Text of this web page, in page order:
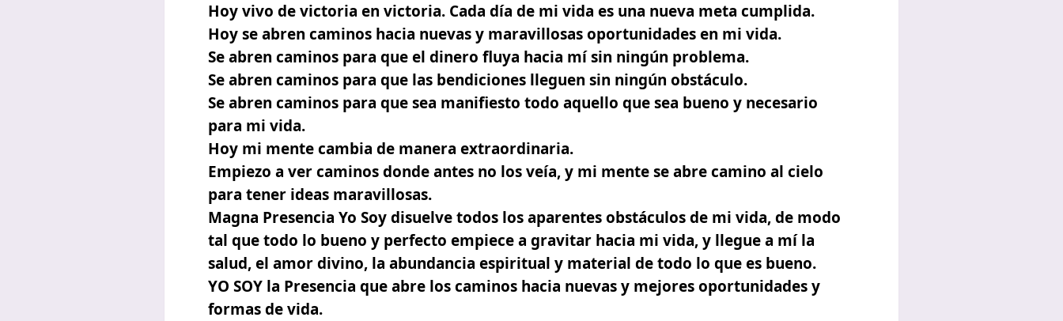
Hoy vivo de victoria en victoria. Cada día de mi vida es una nueva meta cumplida.
Hoy se abren caminos hacia nuevas y maravillosas oportunidades en mi vida.
Se abren caminos para que el dinero fluya hacia mí sin ningún problema.
Se abren caminos para que las bendiciones lleguen sin ningún obstáculo.
Se abren caminos para que sea manifiesto todo aquello que sea bueno y necesario
para mi vida.
Hoy mi mente cambia de manera extraordinaria.
Empiezo a ver caminos donde antes no los veía, y mi mente se abre camino al cielo
para tener ideas maravillosas.
Magna Presencia Yo Soy disuelve todos los aparentes obstáculos de mi vida, de modo
tal que todo lo bueno y perfecto empiece a gravitar hacia mi vida, y llegue a mí la
salud, el amor divino, la abundancia espiritual y material de todo lo que es bueno.
YO SOY la Presencia que abre los caminos hacia nuevas y mejores oportunidades y
formas de vida.